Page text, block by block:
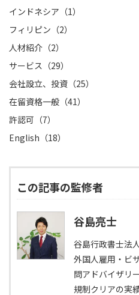
インドネシア（1）
フィリピン（2）
人材紹介（2）
サービス（29）
会社設立、投資（25）
在留資格一般（41）
許認可（7）
English（18）
この記事の監修者
谷島亮士
谷島行政書士法
外国人雇用・ビ
問アドバイザリ
規制クリアの実